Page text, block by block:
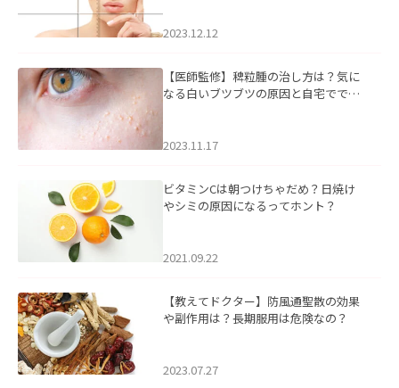
2023.12.12
【医師監修】稗粒腫の治し方は？気に
なる白いブツブツの原因と自宅ででき
2023.11.17
ビタミンCは朝つけちゃだめ？日焼け
やシミの原因になるってホント？
2021.09.22
【教えてドクター】防風通聖散の効果
や副作用は？長期服用は危険なの？
2023.07.27